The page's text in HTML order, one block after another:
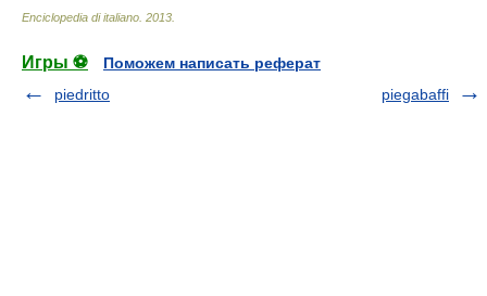
Enciclopedia di italiano 2013
Игры ⚽
Поможем написать реферат
piedritto
piegabaffi